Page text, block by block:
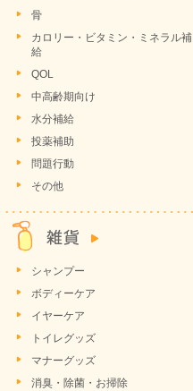
骨
カロリー・ビタミン・ミネラル補
給
QOL
中高齢期向け
水分補給
投薬補助
問題行動
その他
シャンプー
ボディーケア
イヤーケア
トイレグッズ
マナーグッズ
消臭・除菌・お掃除